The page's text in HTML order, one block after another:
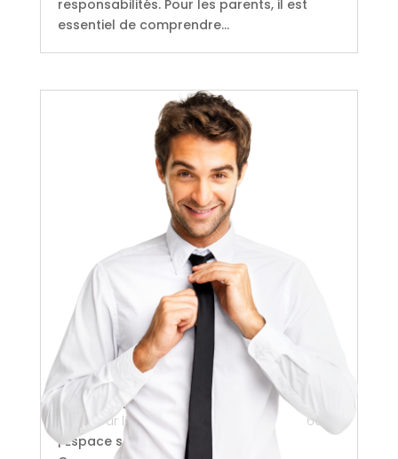
responsabilités. Pour les parents, il est
essentiel de comprendre...
Comment maximiser votre succès
dans la vie et au travail
Mis à jour le lun 16 Sep 24
69
|Espace santé & bien-être